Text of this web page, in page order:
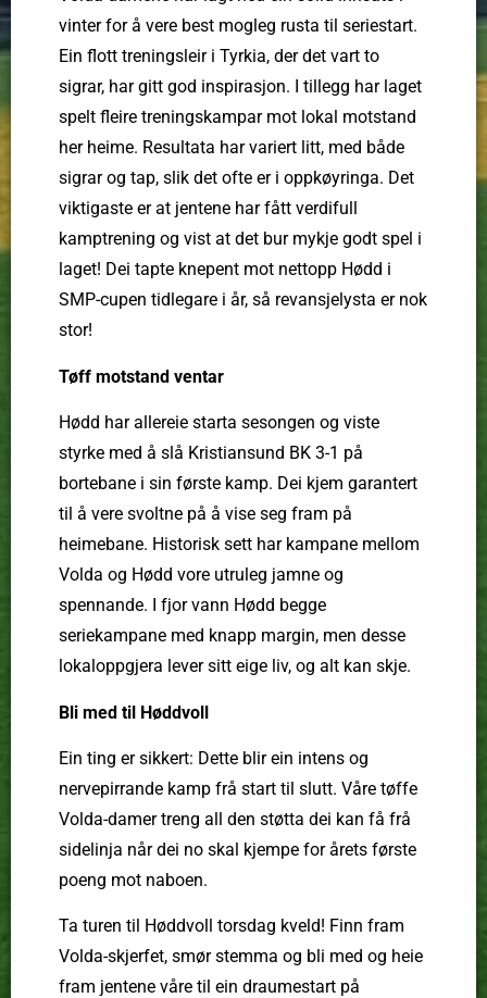
vinter for å vere best mogleg rusta til seriestart.
Ein flott treningsleir i Tyrkia, der det vart to
sigrar, har gitt god inspirasjon. I tillegg har laget
spelt fleire treningskampar mot lokal motstand
her heime. Resultata har variert litt, med både
sigrar og tap, slik det ofte er i oppkøyringa. Det
viktigaste er at jentene har fått verdifull
kamptrening og vist at det bur mykje godt spel i
laget! Dei tapte knepent mot nettopp Hødd i
SMP-cupen tidlegare i år, så revansjelysta er nok
stor!
Tøff motstand ventar
Hødd har allereie starta sesongen og viste
styrke med å slå Kristiansund BK 3-1 på
bortebane i sin første kamp. Dei kjem garantert
til å vere svoltne på å vise seg fram på
heimebane. Historisk sett har kampane mellom
Volda og Hødd vore utruleg jamne og
spennande. I fjor vann Hødd begge
seriekampane med knapp margin, men desse
lokaloppgjera lever sitt eige liv, og alt kan skje.
Bli med til Høddvoll
Ein ting er sikkert: Dette blir ein intens og
nervepirrande kamp frå start til slutt. Våre tøffe
Volda-damer treng all den støtta dei kan få frå
sidelinja når dei no skal kjempe for årets første
poeng mot naboen.
Ta turen til Høddvoll torsdag kveld! Finn fram
Volda-skjerfet, smør stemma og bli med og heie
fram jentene våre til ein draumestart på